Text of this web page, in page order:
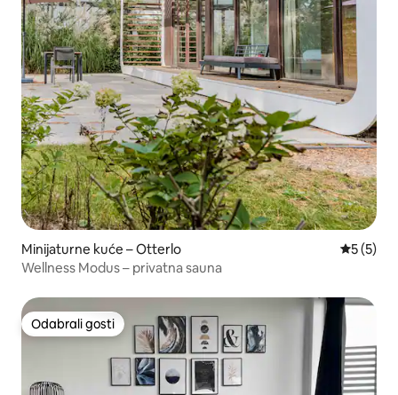
Minijaturne kuće – Otterlo
5 (5)
Wellness Modus – privatna sauna
Odabrali gosti
Odabrali gosti